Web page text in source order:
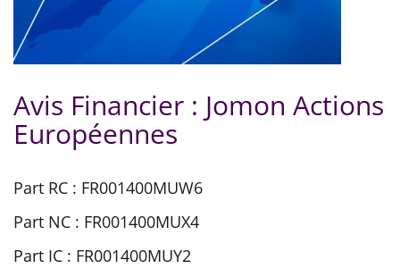
Avis Financier : Jomon Actions
Européennes
Part RC : FR001400MUW6
Part NC : FR001400MUX4
Part IC : FR001400MUY2